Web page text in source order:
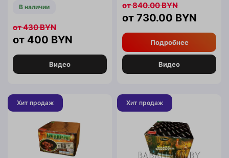
В наличии
400 BYN
430BYN
Видео
730.00 BYN
840.00BYN
Подробнее
Видео
Хит продаж Хит продаж